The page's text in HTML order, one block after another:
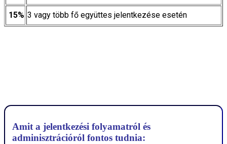
15% 3 vagy több fő együttes jelentkezése esetén
Amit a jelentkezési folyamatról és
adminisztrációról fontos tudnia: